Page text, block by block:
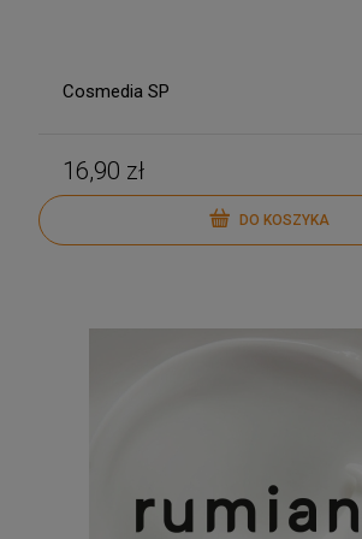
Cosmedia SP
16,90 zł
DO KOSZYKA